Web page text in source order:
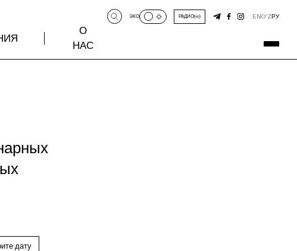
О
НАС
ЭКО РАДИО ENO‘ZРУ
дату